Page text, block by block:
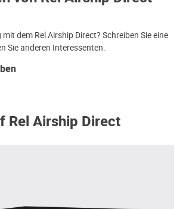
dem Rel Airship Direct? Schreiben Sie eine
Sie anderen Interessenten.
Rel Airship Direct